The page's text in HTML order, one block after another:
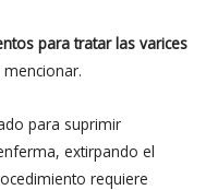
para tratar las varices
para suprimir
extirpando el
requiere